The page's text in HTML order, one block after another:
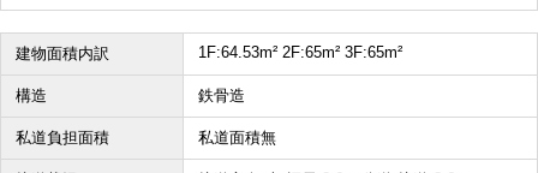
建物面積内訳 1F:64.53m² 2F:65m² 3F:65m²
構造 鉄骨造
私道負担面積 私道面積無